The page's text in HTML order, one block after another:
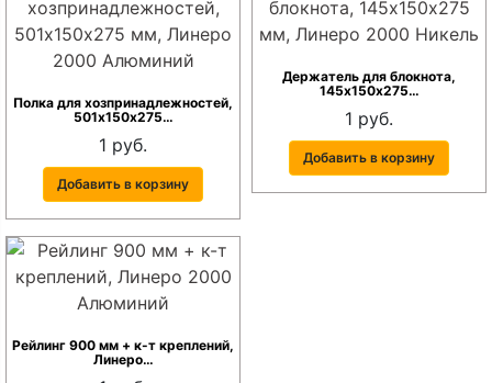
Полка для хозпринадлежностей,
501х150х275…
1 руб.
Добавить в корзину
Держатель для блокнота,
145х150х275…
1 руб.
Добавить в корзину
Рейлинг 900 мм + к-т креплений,
Линеро…